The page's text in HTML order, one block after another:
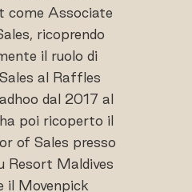
come Associate
ricoprendo
il ruolo di
al Raffles
dal 2017 al
poi ricoperto il
of Sales presso
Resort Maldives
il Movenpick